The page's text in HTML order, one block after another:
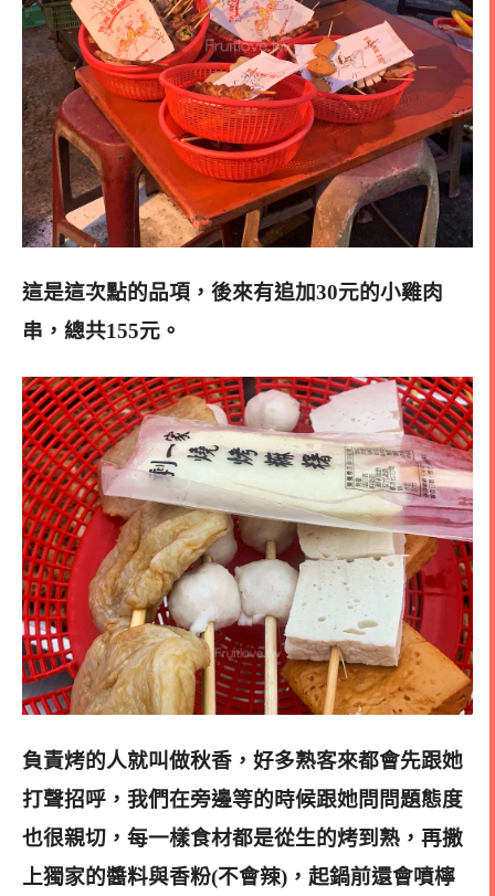
這是這次點的品項，後來有追加30元的小雞肉
串，總共155元。
負責烤的人就叫做秋香，好多熟客來都會先跟她
打聲招呼，我們在旁邊等的時候跟她問問題態度
也很親切，每一樣食材都是從生的烤到熟，再撒
上獨家的醬料與香粉(不會辣)，起鍋前還會噴檸